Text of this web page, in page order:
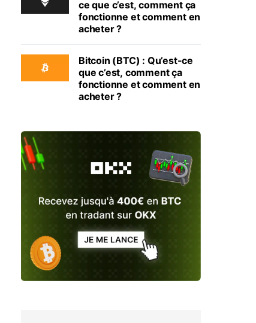
ce que c’est, comment ça
fonctionne et comment en
acheter ?
Bitcoin (BTC) : Qu’est-ce
que c’est, comment ça
fonctionne et comment en
acheter ?